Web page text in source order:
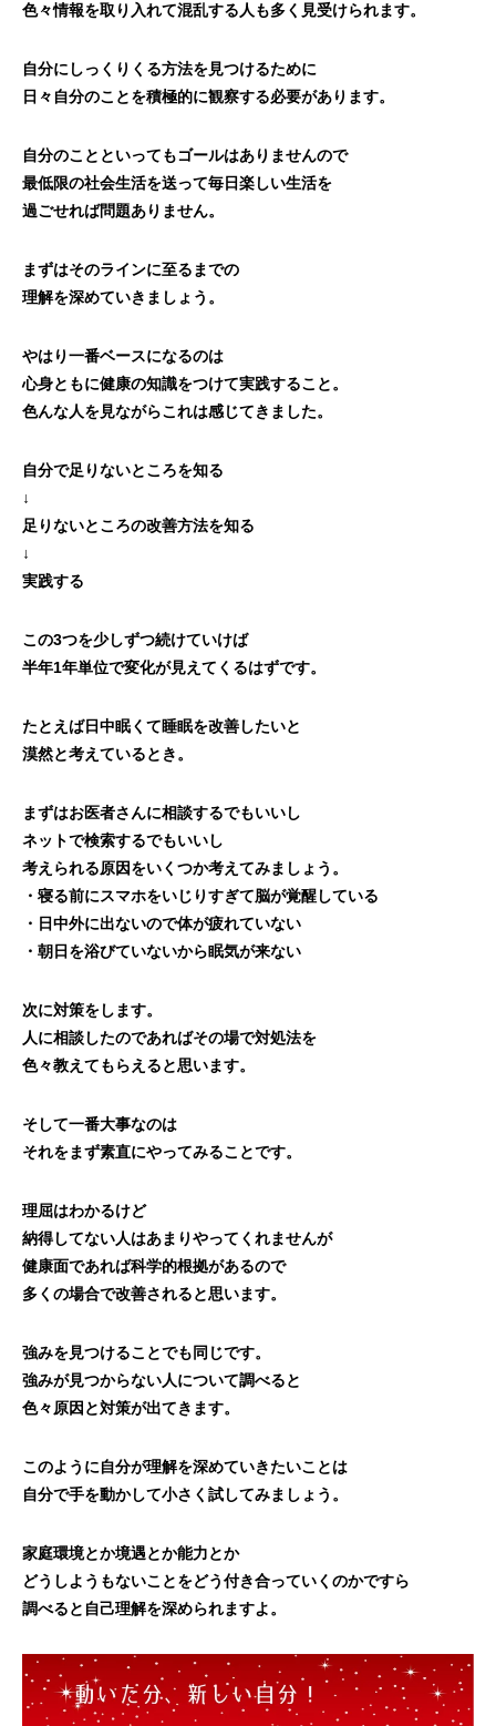
色々情報を取り入れて混乱する人も多く見受けられます。
自分にしっくりくる方法を見つけるために
日々自分のことを積極的に観察する必要があります。
自分のことといってもゴールはありませんので
最低限の社会生活を送って毎日楽しい生活を
過ごせれば問題ありません。
まずはそのラインに至るまでの
理解を深めていきましょう。
やはり一番ベースになるのは
心身ともに健康の知識をつけて実践すること。
色んな人を見ながらこれは感じてきました。
自分で足りないところを知る
↓
足りないところの改善方法を知る
↓
実践する
この3つを少しずつ続けていけば
半年1年単位で変化が見えてくるはずです。
たとえば日中眠くて睡眠を改善したいと
漠然と考えているとき。
まずはお医者さんに相談するでもいいし
ネットで検索するでもいいし
考えられる原因をいくつか考えてみましょう。
・寝る前にスマホをいじりすぎて脳が覚醒している
・日中外に出ないので体が疲れていない
・朝日を浴びていないから眠気が来ない
次に対策をします。
人に相談したのであればその場で対処法を
色々教えてもらえると思います。
そして一番大事なのは
それをまず素直にやってみることです。
理屈はわかるけど
納得してない人はあまりやってくれませんが
健康面であれば科学的根拠があるので
多くの場合で改善されると思います。
強みを見つけることでも同じです。
強みが見つからない人について調べると
色々原因と対策が出てきます。
このように自分が理解を深めていきたいことは
自分で手を動かして小さく試してみましょう。
家庭環境とか境遇とか能力とか
どうしようもないことをどう付き合っていくのかですら
調べると自己理解を深められますよ。